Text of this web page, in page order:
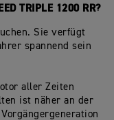
TRIPLE 1200 RR?
Sie verfügt
spannend sein
aller Zeiten
ist näher an der